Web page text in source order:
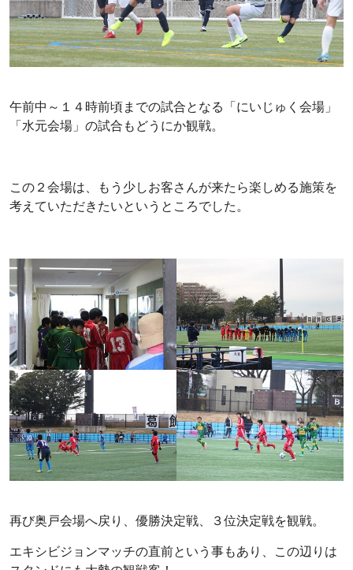
午前中～１４時前頃までの試合となる「にいじゅく会場」
「水元会場」の試合もどうにか観戦。
この２会場は、もう少しお客さんが来たら楽しめる施策を
考えていただきたいというところでした。
再び奥戸会場へ戻り、優勝決定戦、３位決定戦を観戦。
エキシビジョンマッチの直前という事もあり、この辺りは